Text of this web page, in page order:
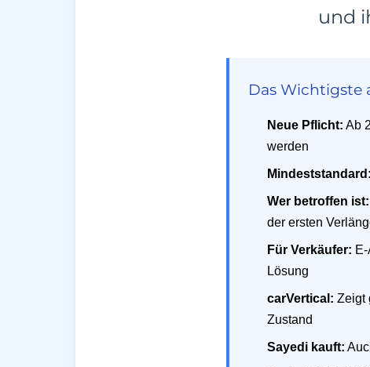
und
Das Wichtigste
Neue Pflicht: Ab
werden
Mindeststandard:
Wer betroffen ist:
der ersten
Für Verkäufer:
Lösung
carVertical: Zeigt
Zustand
Sayedi kauft: